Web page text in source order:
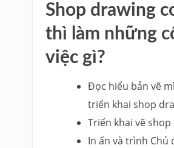
Shop drawing
thì làm những
việc gì?
Đọc hiểu bản vẽ
triển khai shop
Triển khai vẽ
In ấn và trình Chủ